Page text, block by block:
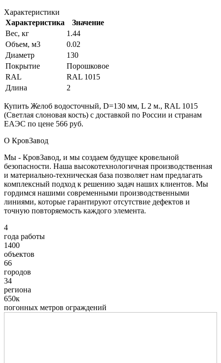
Характеристики
Характеристика
Значение
Вес, кг
1.44
Объем, м3
0.02
Диаметр
130
Покрытие
Порошковое
RAL
RAL 1015
Длина
2
Купить Желоб водосточный, D=130 мм, L 2 м., RAL 1015
(Светлая слоновая кость) с доставкой по России и странам
ЕАЭС по цене 566 руб.
О КровЗавод
Мы - КровЗавод, и мы создаем будущее кровельной
безопасности. Наша высокотехнологичная производственная
и материально-техническая база позволяет нам предлагать
комплексный подход к решению задач наших клиентов. Мы
гордимся нашими современными производственными
линиями, которые гарантируют отсутствие дефектов и
точную повторяемость каждого элемента.
4
года работы
1400
объектов
66
городов
34
региона
650к
погонных метров ограждений